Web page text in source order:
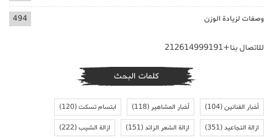
وصفات لزيادة الوزن 494
للاتصال بنا+212614999191
كلمات البحث
أخبار الفنانين(104) أخبار المشاهير(118) ابتسام تسكت(120)
ازالة التجاعيد(351) ازالة الشعر الزائد(151) ازالة الشيب(222)